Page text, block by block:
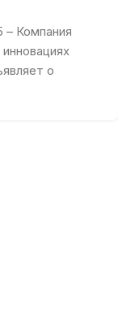
Компания
о